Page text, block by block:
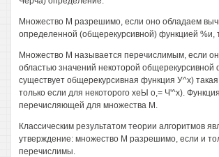
Множество М разрешимо, если оно обладаем
определенной (общерекурсивной) функцией %и,
Множество М называется перечислимым, если
областью значений некоторой общерекурсивной
существует общерекурсивная функция У^х)
только если для некоторого хеЫ о,= Ч'^х).
перечисляющей для множества М.
Классическим результатом теории алгоритмов
утверждение: множество М разрешимо, если и
перечислимы.